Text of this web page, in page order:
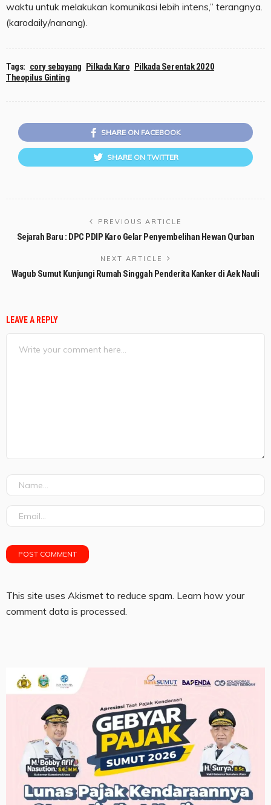
waktu untuk melakukan komunikasi lebih intens,” terangnya.
(karodaily/nanang).
Tags: cory sebayang Pilkada Karo Pilkada Serentak 2020
Theopilus Ginting
SHARE ON FACEBOOK
SHARE ON TWITTER
PREVIOUS ARTICLE
Sejarah Baru : DPC PDIP Karo Gelar Penyembelihan Hewan Qurban
NEXT ARTICLE
Wagub Sumut Kunjungi Rumah Singgah Penderita Kanker di Aek Nauli
LEAVE A REPLY
This site uses Akismet to reduce spam. Learn how your
comment data is processed.